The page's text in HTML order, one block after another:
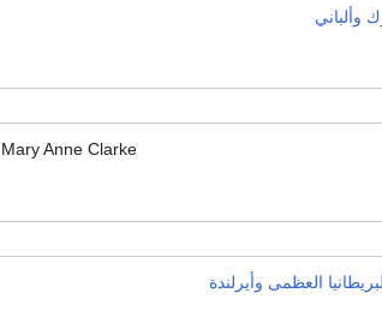
وألباني
Mary Anne Clarke
العظمى وأيرلندة